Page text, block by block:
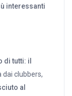
interessanti
di tutti: il
dai clubbers,
al